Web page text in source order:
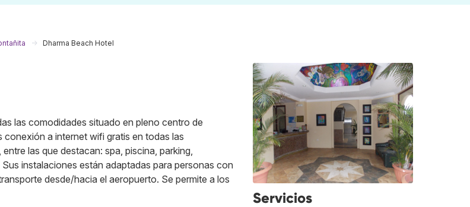
Dharma Beach Hotel
las comodidades situado en pleno centro de
a internet wifi gratis en todas las
las que destacan: spa, piscina, parking,
instalaciones están adaptadas para personas con
desde/hacia el aeropuerto. Se permite a los
Servicios